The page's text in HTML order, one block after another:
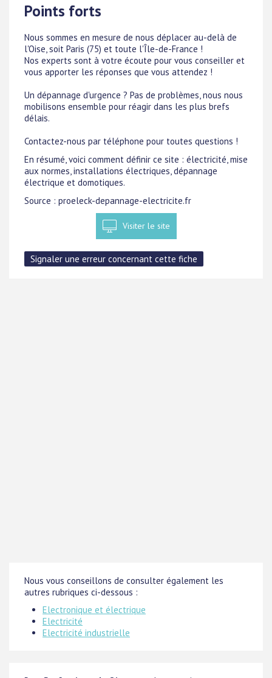
Points forts
Nous sommes en mesure de nous déplacer au-delà de
l'Oise, soit Paris (75) et toute l'Île-de-France !
Nos experts sont à votre écoute pour vous conseiller et
vous apporter les réponses que vous attendez !
Un dépannage d'urgence ? Pas de problèmes, nous nous
mobilisons ensemble pour réagir dans les plus brefs
délais.
Contactez-nous par téléphone pour toutes questions !
En résumé, voici comment définir ce site : électricité, mise
aux normes, installations électriques, dépannage
électrique et domotiques.
Source : proeleck-depannage-electricite.fr
Visiter le site
Nous vous conseillons de consulter également les
autres rubriques ci-dessous :
Electronique et électrique
Electricité
Electricité industrielle